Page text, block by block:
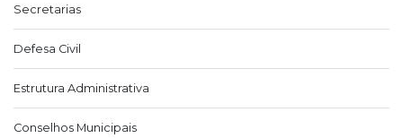
Secretarias
Defesa Civil
Estrutura Administrativa
Conselhos Municipais